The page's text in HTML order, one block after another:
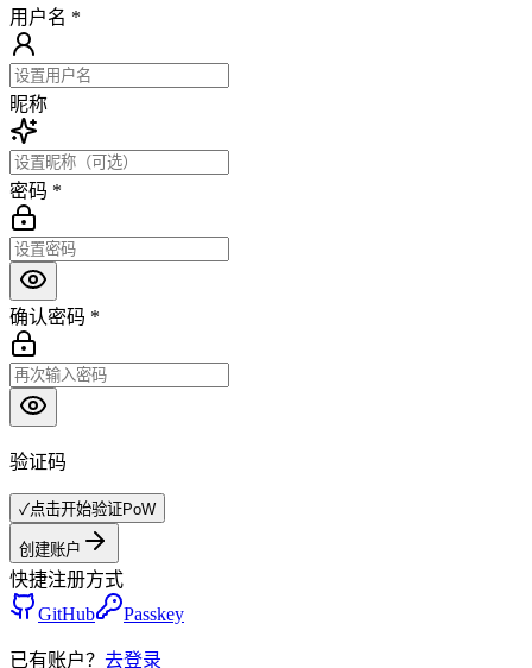
用户名 *
昵称
密码 *
确认密码 *
验证码
✓点击开始验证PoW
创建账户
快捷注册方式
GitHub
Passkey
已有账户？ 去登录